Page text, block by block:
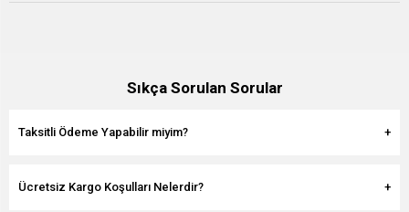
Sıkça Sorulan Sorular
Taksitli Ödeme Yapabilir miyim?
Ücretsiz Kargo Koşulları Nelerdir?